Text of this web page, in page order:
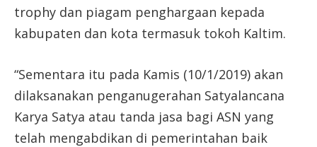
trophy dan piagam penghargaan kepada
kabupaten dan kota termasuk tokoh Kaltim.
“Sementara itu pada Kamis (10/1/2019) akan
dilaksanakan penganugerahan Satyalancana
Karya Satya atau tanda jasa bagi ASN yang
telah mengabdikan di pemerintahan baik